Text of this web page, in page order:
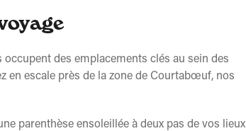
des emplacements clés au sein des
en escale près de la zone de Courtabœuf, nos
parenthèse ensoleillée à deux pas de vos lieux